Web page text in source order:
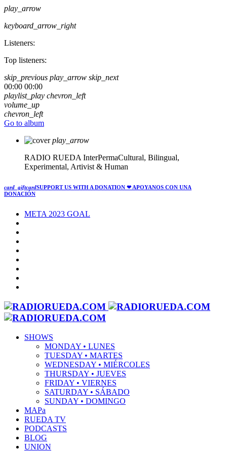
play_arrow
keyboard_arrow_right
Listeners:
Top listeners:
skip_previous play_arrow skip_next
00:00 00:00
playlist_play chevron_left
volume_up
chevron_left
Go to album
play_arrow
RADIO RUEDA InterPermaCultural, Bilingual,
Experimental, Artivist & Human
card_giftcardSUPPORT US WITH A DONATION ❤ APOYANOS CON UNA
DONACIÓN
META 2023 GOAL
SHOWS
MONDAY • LUNES
TUESDAY • MARTES
WEDNESDAY • MIÉRCOLES
THURSDAY • JUEVES
FRIDAY • VIERNES
SATURDAY • SÁBADO
SUNDAY • DOMINGO
MAPa
RUEDA TV
PODCASTS
BLOG
UNION